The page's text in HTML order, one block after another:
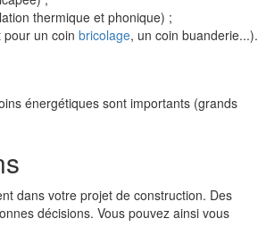
thermique et phonique) ;
un coin bricolage, un coin buanderie...).
énergétiques sont importants (grands
dans votre projet de construction. Des
décisions. Vous pouvez ainsi vous